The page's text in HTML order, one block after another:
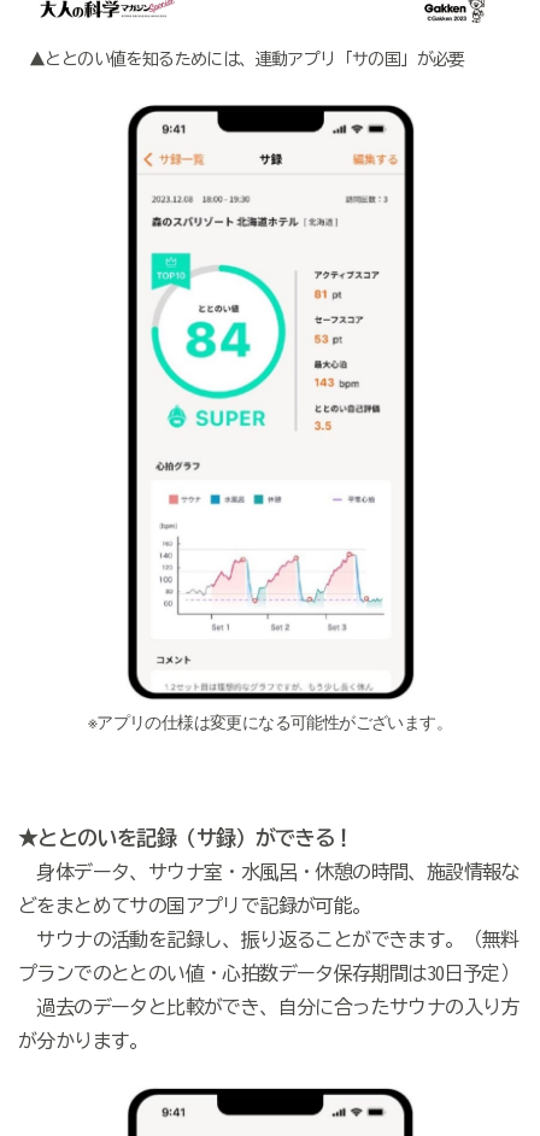
▲ととのい値を知るためには、連動アプリ「サの国」が必要
※アプリの仕様は変更になる可能性がございます。
★ととのいを記録（サ録）ができる！
身体データ、サウナ室・水風呂・休憩の時間、施設情報な
どをまとめてサの国アプリで記録が可能。
サウナの活動を記録し、振り返ることができます。（無料
プランでのととのい値・心拍数データ保存期間は30日予定）
過去のデータと比較ができ、自分に合ったサウナの入り方
が分かります。